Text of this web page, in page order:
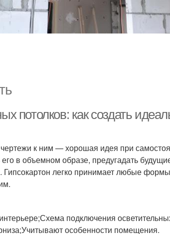
потолков: как создать
к ним — хорошая идея при
в объемном образе, предугадать
Гипсокартон легко принимает любые
подключения
особенности помещения.